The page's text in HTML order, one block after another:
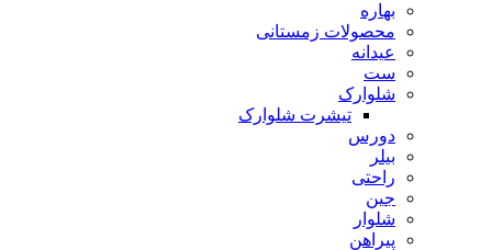
بهاره
محصولات زمستانی
عیدانه
ست
شلوارک
تیشرت شلوارک
دورس
بیلر
راحتی
جین
شلوار
پیراهن